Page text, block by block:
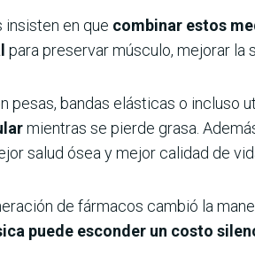
insisten en que combinar estos
para preservar músculo, mejorar la
pesas, bandas elásticas o incluso
mientras se pierde grasa.
salud ósea y mejor calidad de
de fármacos cambió la
puede esconder un costo